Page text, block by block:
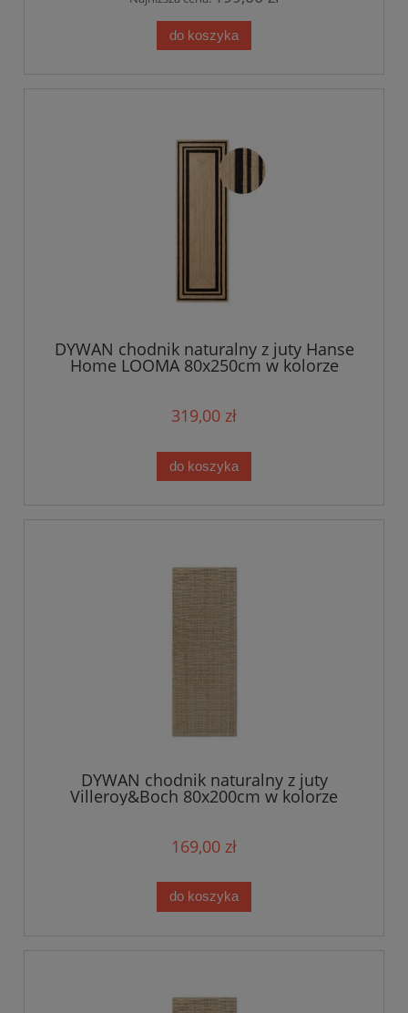
do koszyka
DYWAN chodnik naturalny z juty Hanse
Home LOOMA 80x250cm w kolorze
319,00 zł
do koszyka
DYWAN chodnik naturalny z juty
Villeroy&Boch 80x200cm w kolorze
169,00 zł
do koszyka